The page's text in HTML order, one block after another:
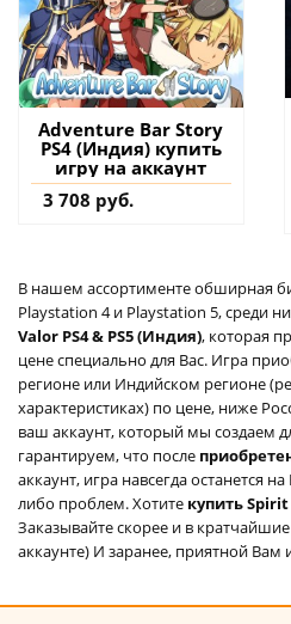
Adventure Bar Story
PS4 (Индия) купить
игру на аккаунт
3 708 руб.
В нашем ассортименте обширная
Playstation 4 и Playstation 5, среди
Valor PS4 & PS5 (Индия), которая
цене специально для Вас. Игра
регионе или Индийском регионе
характеристиках) по цене, ниже
ваш аккаунт, который мы создаем
гарантируем, что после
аккаунт, игра навсегда останется
либо проблем. Хотите купить Spirit
Заказывайте скорее и в
аккаунте) И заранее, приятной Вам